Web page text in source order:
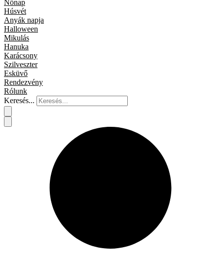
Nőnap
Húsvét
Anyák napja
Halloween
Mikulás
Hanuka
Karácsony
Szilveszter
Esküvő
Rendezvény
Rólunk
Keresés...